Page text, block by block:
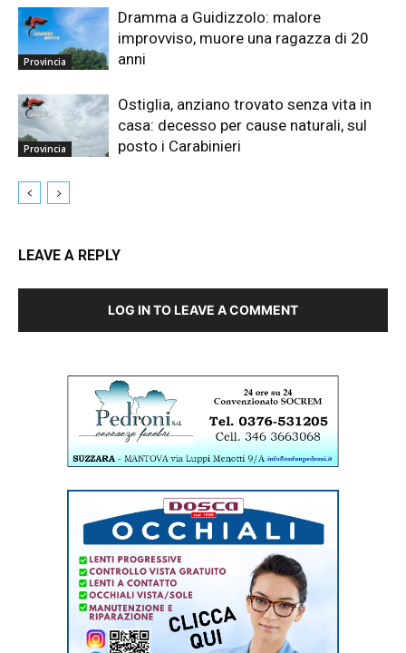
Provincia
Dramma a Guidizzolo: malore
improvviso, muore una ragazza di 20
anni
Provincia
Ostiglia, anziano trovato senza vita in
casa: decesso per cause naturali, sul
posto i Carabinieri
LEAVE A REPLY
LOG IN TO LEAVE A COMMENT